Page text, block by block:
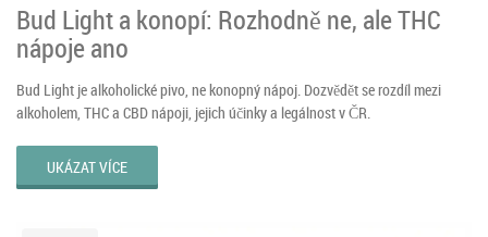
Bud Light a konopí: Rozhodně ne, ale THC
nápoje ano
Bud Light je alkoholické pivo, ne konopný nápoj. Dozvědět se rozdíl mezi
alkoholem, THC a CBD nápoji, jejich účinky a legálnost v ČR.
UKÁZAT VÍCE